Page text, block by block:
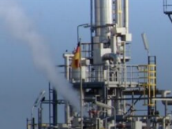
содержимому